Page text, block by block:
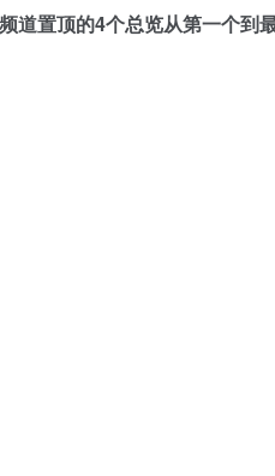
置顶的4个总览从第一个到